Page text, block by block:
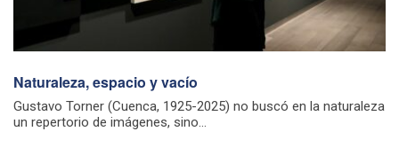
Naturaleza, espacio y vacío
Gustavo Torner (Cuenca, 1925-2025) no buscó en la naturaleza
un repertorio de imágenes, sino...